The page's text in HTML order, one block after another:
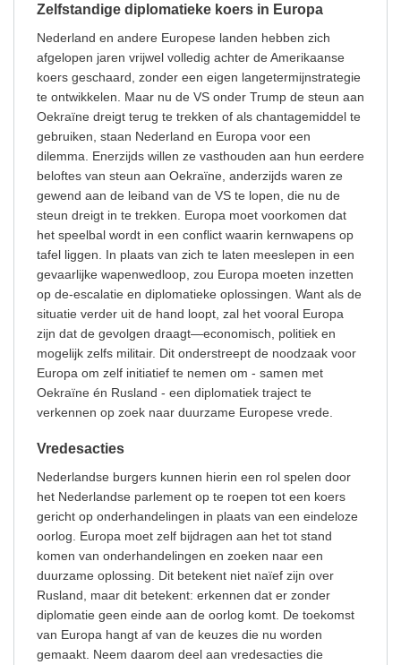
Zelfstandige diplomatieke koers in Europa
Nederland en andere Europese landen hebben zich
afgelopen jaren vrijwel volledig achter de Amerikaanse
koers geschaard, zonder een eigen langetermijnstrategie
te ontwikkelen. Maar nu de VS onder Trump de steun aan
Oekraïne dreigt terug te trekken of als chantagemiddel te
gebruiken, staan Nederland en Europa voor een
dilemma. Enerzijds willen ze vasthouden aan hun eerdere
beloftes van steun aan Oekraïne, anderzijds waren ze
gewend aan de leiband van de VS te lopen, die nu de
steun dreigt in te trekken. Europa moet voorkomen dat
het speelbal wordt in een conflict waarin kernwapens op
tafel liggen. In plaats van zich te laten meeslepen in een
gevaarlijke wapenwedloop, zou Europa moeten inzetten
op de-escalatie en diplomatieke oplossingen. Want als de
situatie verder uit de hand loopt, zal het vooral Europa
zijn dat de gevolgen draagt—economisch, politiek en
mogelijk zelfs militair. Dit onderstreept de noodzaak voor
Europa om zelf initiatief te nemen om - samen met
Oekraïne én Rusland - een diplomatiek traject te
verkennen op zoek naar duurzame Europese vrede.
Vredesacties
Nederlandse burgers kunnen hierin een rol spelen door
het Nederlandse parlement op te roepen tot een koers
gericht op onderhandelingen in plaats van een eindeloze
oorlog. Europa moet zelf bijdragen aan het tot stand
komen van onderhandelingen en zoeken naar een
duurzame oplossing. Dit betekent niet naïef zijn over
Rusland, maar dit betekent: erkennen dat er zonder
diplomatie geen einde aan de oorlog komt. De toekomst
van Europa hangt af van de keuzes die nu worden
gemaakt. Neem daarom deel aan vredesacties die